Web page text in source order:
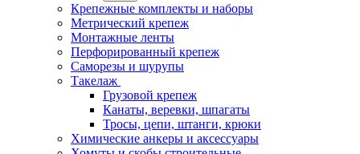
Крепежные комплекты и наборы
Метрический крепеж
Монтажные ленты
Перфорированный крепеж
Саморезы и шурупы
Такелаж
Грузовой крепеж
Канаты, веревки, шпагаты
Тросы, цепи, штанги, крюки
Химические анкеры и аксессуары